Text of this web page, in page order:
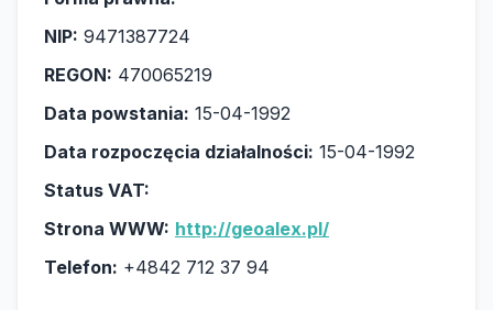
NIP: 9471387724
REGON: 470065219
Data powstania: 15-04-1992
Data rozpoczęcia działalności: 15-04-1992
Status VAT:
Strona WWW: http://geoalex.pl/
Telefon: +4842 712 37 94